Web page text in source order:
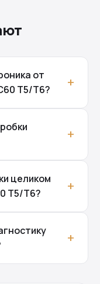
от
T5/T6?
целиком
T5/T6?